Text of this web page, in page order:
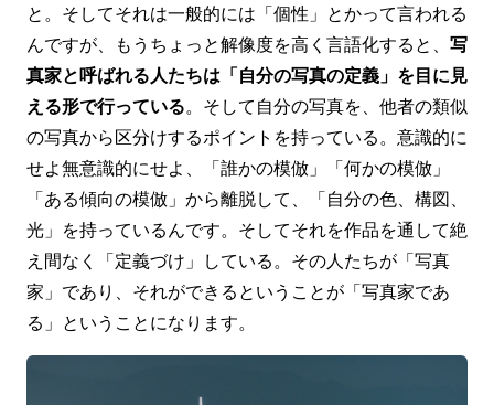
と。そしてそれは一般的には「個性」とかって言われる
んですが、もうちょっと解像度を高く言語化すると、 写
真家と呼ばれる人たちは「自分の写真の定義」を目に見
える形で行っている。そして自分の写真を、他者の類似
の写真から区分けするポイントを持っている。意識的に
せよ無意識的にせよ、「誰かの模倣」「何かの模倣」
「ある傾向の模倣」から離脱して、「自分の色、構図、
光」を持っているんです。そしてそれを作品を通して絶
え間なく「定義づけ」している。その人たちが「写真
家」であり、それができるということが「写真家であ
る」ということになります。